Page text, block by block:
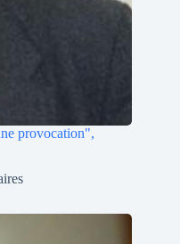
provocation",